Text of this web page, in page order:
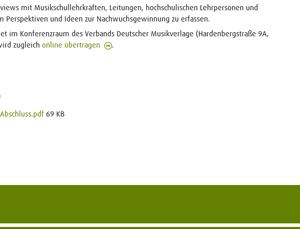
mit Musikschullehrkräften, Leitungen, hochschulischen Lehrpersonen und
Perspektiven und Ideen zur Nachwuchsgewinnung zu erfassen.
im Konferenzraum des Verbands Deutscher Musikverlage (Hardenbergstraße 9A,
zugleich online übertragen .
69 KB